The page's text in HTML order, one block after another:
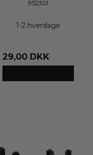
952301
1-2 hverdage
29,00 DKK